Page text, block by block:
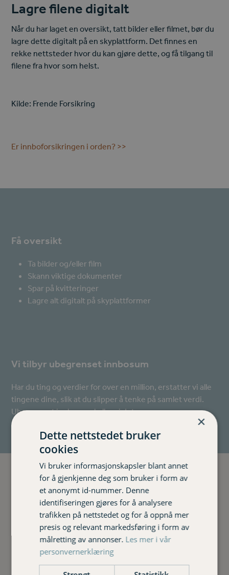
Lagre filene digitalt
Når du har laget en oversikt, tatt bilder eller filmet, bør du
lagre dette digitalt på en skyplattform. Det finnes en
rekke nettsteder hvor du kan gjøre dette, og få tilgang til
filene fra hvor som helst.
Kilde: Frende Forsikring
Er innboforsikringen i orden? >>
Få oversikt
Ta bilder og/eller film
Skann viktige dokumenter
Spar på kvitteringer
Lagre alt digitalt på skyplattformer
Vi tilbyr ubegrenset innbosum
Har du ting og verdier for over en million, erstatter vi alle
tingene dine, slik at du slipper å tenke på samlet verdi.
Ubegrenset innbosum kaller vi det.
Ønsker du at vi kontakter deg?
Telefonnummer
×
Dette nettstedet bruker
cookies
Vi bruker informasjonskapsler blant annet
for å gjenkjenne deg som bruker i form av
et anonymt id-nummer. Denne
identifiseringen gjøres for å analysere
trafikken på nettstedet og for å oppnå mer
presis og relevant markedsføring i form av
målretting av annonser. Les mer i vår
personvernerklæring